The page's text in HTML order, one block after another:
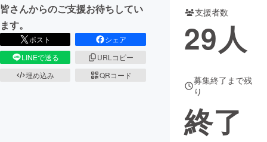
皆さんからのご支援お待ちしてい
ます。
ポスト
シェア
LINEで送る
URLコピー
埋め込み
QRコード
支援者数
29人
募集終了まで残
り
終了